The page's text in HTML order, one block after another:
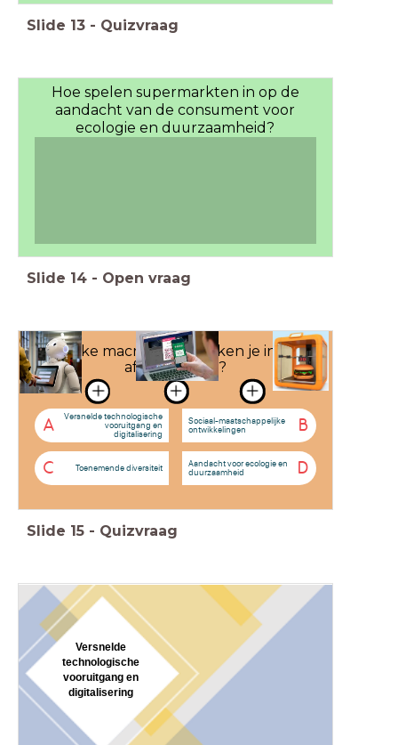
Slide 13 - Quizvraag
Hoe spelen supermarkten in op de
aandacht van de consument voor
ecologie en duurzaamheid?
Slide 14 - Open vraag
Welke macrotrend herken je in de
afbeeldingen?
A
Versnelde technologische
vooruitgang en
digitalisering
B
Sociaal-maatschappelijke
ontwikkelingen
C Toenemende diversiteit D
Aandacht voor ecologie en
duurzaamheid
Slide 15 - Quizvraag
Versnelde
technologische
vooruitgang en
digitalisering